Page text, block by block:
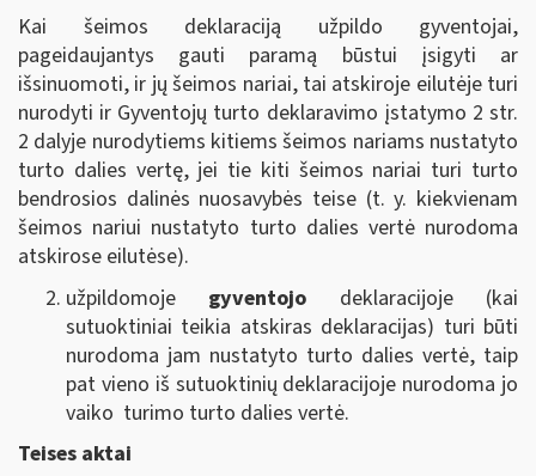
Kai šeimos deklaraciją užpildo gyventojai,
pageidaujantys gauti paramą būstui įsigyti ar
išsinuomoti, ir jų šeimos nariai, tai atskiroje eilutėje turi
nurodyti ir Gyventojų turto deklaravimo įstatymo 2 str.
2 dalyje nurodytiems kitiems šeimos nariams nustatyto
turto dalies vertę, jei tie kiti šeimos nariai turi turto
bendrosios dalinės nuosavybės teise (t. y. kiekvienam
šeimos nariui nustatyto turto dalies vertė nurodoma
atskirose eilutėse).
užpildomoje gyventojo deklaracijoje (kai
sutuoktiniai teikia atskiras deklaracijas) turi būti
nurodoma jam nustatyto turto dalies vertė, taip
pat vieno iš sutuoktinių deklaracijoje nurodoma jo
vaiko turimo turto dalies vertė.
Teises aktai